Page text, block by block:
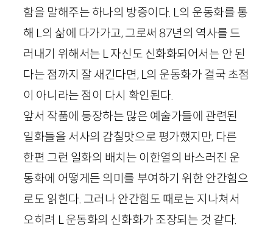
함을 말해주는 하나의 방증이다. L의 운동화를 통
해 L의 삶에 다가가고, 그로써 87년의 역사를 드
러내기 위해서는 L자신도 신화화되어서는 안 된
다는 점까지 잘 새긴다면, L의 운동화가 결국 초점
이 아니라는 점이 다시 확인된다.
앞서 작품에 등장하는 많은 예술가들에 관련된
일화들을 서사의 감칠맛으로 평가했지만, 다른
한편 그런 일화의 배치는 이한열의 바스러진 운
동화에 어떻게든 의미를 부여하기 위한 안간힘으
로도 읽힌다. 그러나 안간힘도 때로는 지나쳐서
오히려 L운동화의 신화화가 조장되는 것 같다.